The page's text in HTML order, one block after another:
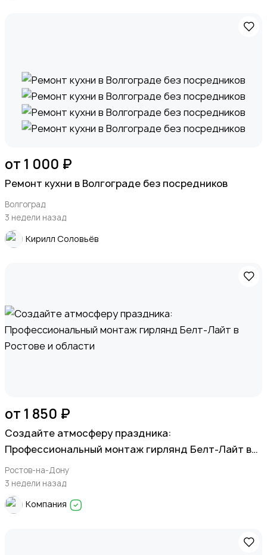
от 1 000 ₽
Ремонт кухни в Волгограде без посредников
Волгоград
3 недели назад
Кирилл Соловьёв
от 1 850 ₽
Создайте атмосферу праздника:
Профессиональный монтаж гирлянд Белт-Лайт в
Ростове и области
Ростов-на-Дону
3 недели назад
Компания